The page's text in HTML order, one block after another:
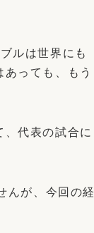
ルは世界にも
っても、もう
代表の試合に
んが、今回の経